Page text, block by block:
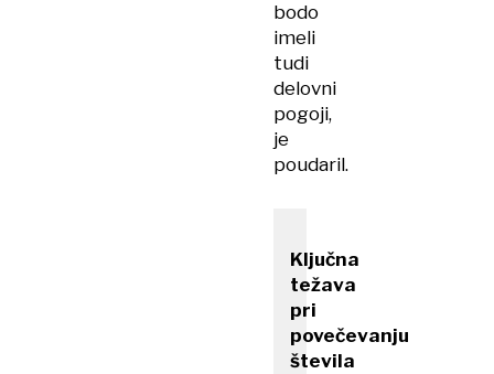
bodo
imeli
tudi
delovni
pogoji,
je
poudaril.
Ključna
težava
pri
povečevanju
števila